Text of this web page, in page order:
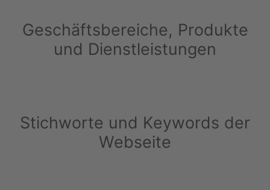
Geschäftsbereiche, Produkte
und Dienstleistungen
Stichworte und Keywords der
Webseite